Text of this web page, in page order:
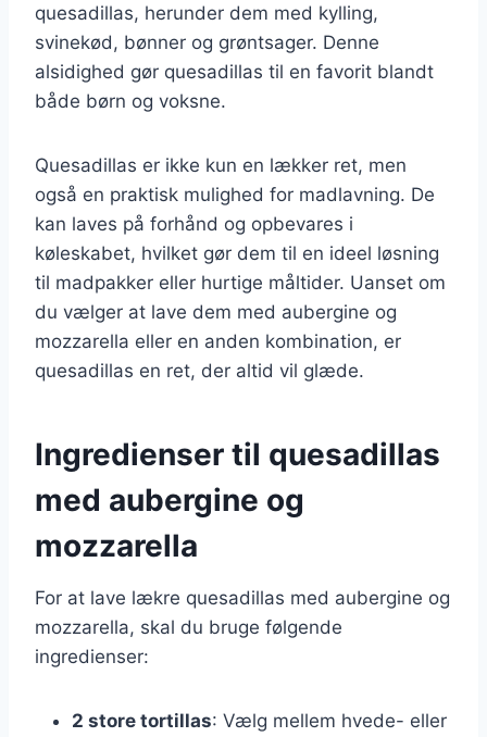
quesadillas, herunder dem med kylling,
svinekød, bønner og grøntsager. Denne
alsidighed gør quesadillas til en favorit blandt
både børn og voksne.
Quesadillas er ikke kun en lækker ret, men
også en praktisk mulighed for madlavning. De
kan laves på forhånd og opbevares i
køleskabet, hvilket gør dem til en ideel løsning
til madpakker eller hurtige måltider. Uanset om
du vælger at lave dem med aubergine og
mozzarella eller en anden kombination, er
quesadillas en ret, der altid vil glæde.
Ingredienser til quesadillas
med aubergine og
mozzarella
For at lave lækre quesadillas med aubergine og
mozzarella, skal du bruge følgende
ingredienser:
2 store tortillas: Vælg mellem hvede- eller